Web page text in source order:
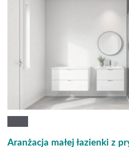
Aranżacja małej łazienki z